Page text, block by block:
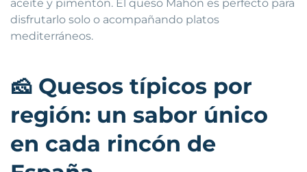
aceite y pimentón. El queso Mahón es perfecto para
disfrutarlo solo o acompañando platos
mediterráneos.
🧀 Quesos típicos por
región: un sabor único
en cada rincón de